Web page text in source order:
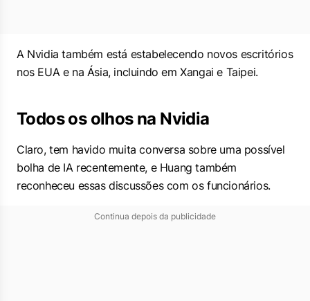
A Nvidia também está estabelecendo novos escritórios
nos EUA e na Ásia, incluindo em Xangai e Taipei.
Todos os olhos na Nvidia
Claro, tem havido muita conversa sobre uma possível
bolha de IA recentemente, e Huang também
reconheceu essas discussões com os funcionários.
Continua depois da publicidade